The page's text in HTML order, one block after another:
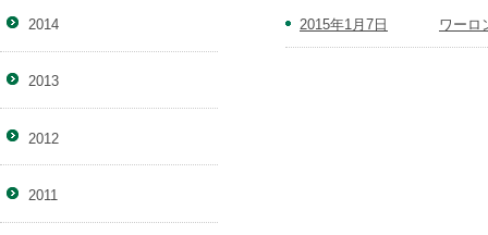
2015年1月7日 ワーロ
2014
2013
2012
2011